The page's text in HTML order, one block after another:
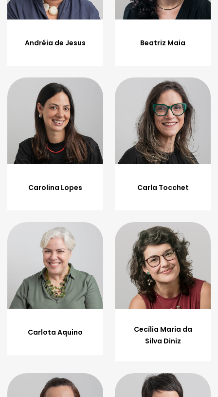
Andréia de Jesus Beatriz Maia
Carolina Lopes Carla Tocchet
Carlota Aquino
Cecília Maria da
Silva Diniz